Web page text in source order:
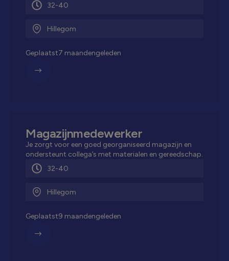
32-40
Hillegom
Geplaatst7 maandengeleden
Magazijnmedewerker
Je zorgt voor een goed georganiseerd magazijn en
ondersteunt collega’s met materialen en gereedschap.
32-40
Hillegom
Geplaatst9 maandengeleden